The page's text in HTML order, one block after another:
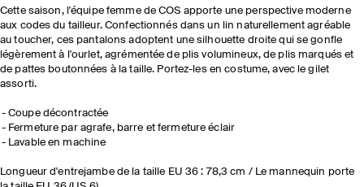
Cette saison, l'équipe femme de COS apporte une perspective moderne
aux codes du tailleur. Confectionnés dans un lin naturellement agréable
au toucher, ces pantalons adoptent une silhouette droite qui se gonfle
légèrement à l'ourlet, agrémentée de plis volumineux, de plis marqués et
de pattes boutonnées à la taille. Portez-les en costume, avec le gilet
assorti.
Coupe décontractée
Fermeture par agrafe, barre et fermeture éclair
Lavable en machine
Longueur d'entrejambe de la taille EU 36 : 78,3 cm / Le mannequin porte